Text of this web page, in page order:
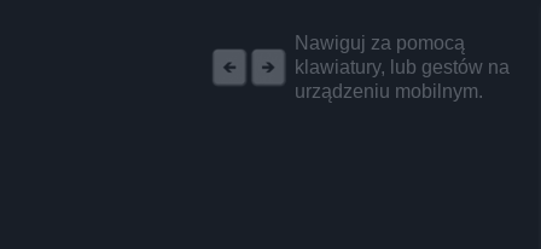
Nawiguj za pomocą
klawiatury, lub gestów na
urządzeniu mobilnym.